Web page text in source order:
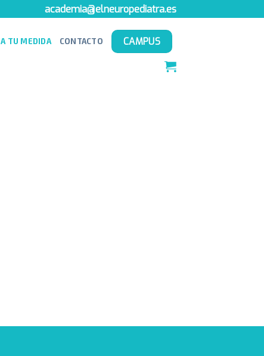
academia@elneuropediatra.es
A TU MEDIDA CONTACTO CAMPUS